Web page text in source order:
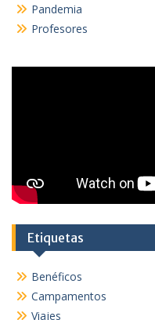
Pandemia
Profesores
Etiquetas
Benéficos
Campamentos
Viajes